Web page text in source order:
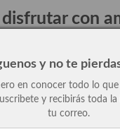
con
acaba,
y no te
en conocer todo lo que
y recibirás toda
tu correo.